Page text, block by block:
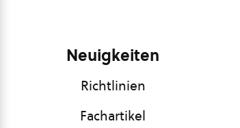
Neuigkeiten
Richtlinien
Fachartikel